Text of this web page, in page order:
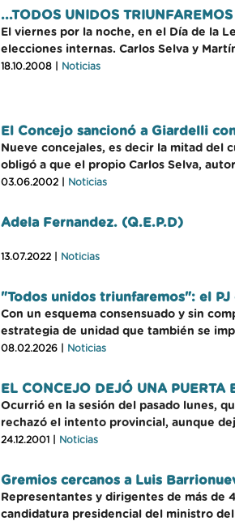
...TODOS UNIDOS TRIUNFAREMOS
El viernes por la noche, en el Día de la
elecciones internas. Carlos Selva y
18.10.2008 | Noticias
El Concejo sancionó a Giardelli
Nueve concejales, es decir la mitad del
obligó a que el propio Carlos Selva,
03.06.2002 | Noticias
Adela Fernandez. (Q.E.P.D)
13.07.2022 | Noticias
"Todos unidos triunfaremos": el
Con un esquema consensuado y sin
estrategia de unidad que también se
08.02.2026 | Noticias
EL CONCEJO DEJÓ UNA PUERTA
Ocurrió en la sesión del pasado lunes,
rechazó el intento provincial, aunque
24.12.2001 | Noticias
Gremios cercanos a Luis
Representantes y dirigentes de más de
candidatura presidencial del ministro